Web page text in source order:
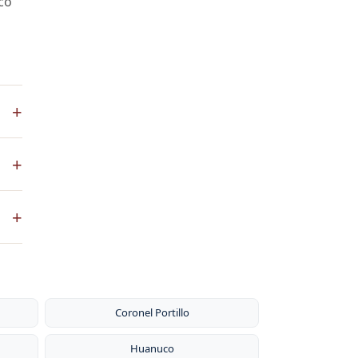
+
+
+
Coronel Portillo
Huanuco